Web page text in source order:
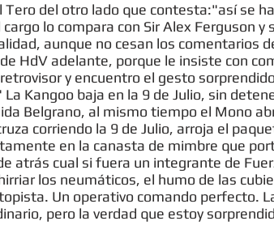
Tero del otro lado que contesta:"así se
lo compara con Sir Alex Ferguson
aunque no cesan los comentarios
HdV adelante, porque le insiste con
y encuentro el gesto
Kangoo baja en la 9 de Julio, sin
Belgrano, al mismo tiempo el Mono
corriendo la 9 de Julio, arroja el
en la canasta de mimbre que
atrás cual si fuera un integrante de
los neumáticos, el humo de las
Un operativo comando perfecto.
pero la verdad que estoy